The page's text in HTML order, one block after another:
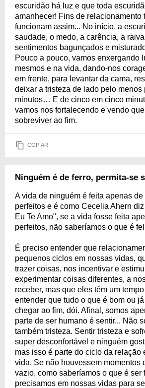
escuridão há luz e que toda
amanhecer! Fins de relacionamento
funcionam assim... No início, a
saudade, o medo, a carência, a
sentimentos bagunçados e
Pouco a pouco, vamos enxergando
mesmos e na vida, dando-nos
em frente, para levantar da cama,
deixar a tristeza de lado pelo menos
minutos… E de cinco em cinco
vamos nos fortalecendo e vendo
sobreviver ao fim.
COPIAR
Ninguém é de ferro, permita-se
A vida de ninguém é feita apenas de
perfeitos e é como Cecelia Ahern
Eu Te Amo", se a vida fosse feita
perfeitos, não saberíamos o que é
É preciso entender que
pequenos ciclos em nossas vidas,
trazer coisas, nos incentivar e
experimentar coisas diferentes, a
receber, mas que eles têm um
entender que tudo o que é bom ou
chegar ao fim, dói. Afinal, somos
parte de ser humano é sentir... Não
também tristeza. Sentir tristeza e
super desconfortável e ninguém
mas isso é parte do ciclo da relação
vida. Se não houvessem momentos
vazio, como saberíamos o que é ser
precisamos em nossas vidas para